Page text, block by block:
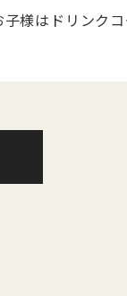
様はドリンク